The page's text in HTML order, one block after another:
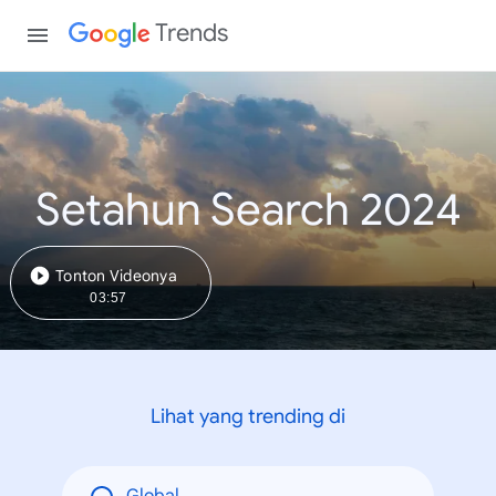
Trends
Setahun Search 2024
Tonton Videonya
03:57
Lihat yang trending di